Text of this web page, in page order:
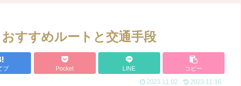
すすめルートと交通手段
ブ Pocket LINE コピー
2023.11.02 2023.11.16